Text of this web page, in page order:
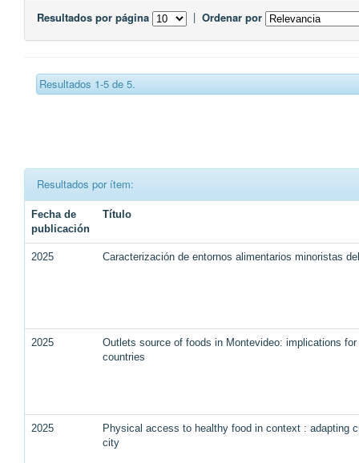
Resultados por página | Ordenar por
Resultados 1-5 de 5.
Resultados por ítem:
Fecha de
publicación
Título
2025 Caracterización de entornos alimentarios minoristas
2025
Outlets source of foods in Montevideo: implications
countries
2025
Physical access to healthy food in context : adapting
city